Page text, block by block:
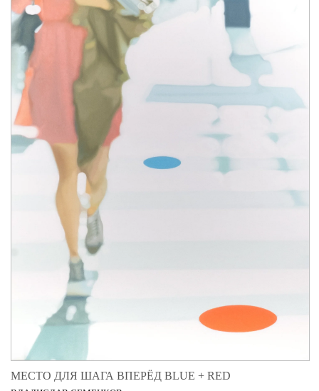
МЕСТО ДЛЯ ШАГА ВПЕРЁД BLUE + RED